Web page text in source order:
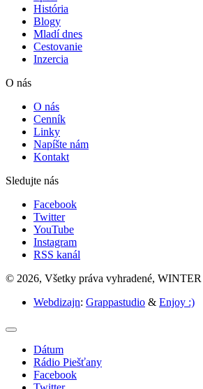
História
Blogy
Mladí dnes
Cestovanie
Inzercia
O nás
O nás
Cenník
Linky
Napíšte nám
Kontakt
Sledujte nás
Facebook
Twitter
YouTube
Instagram
RSS kanál
© 2026, Všetky práva vyhradené, WINTER
Webdizajn: Grappastudio & Enjoy :)
Dátum
Rádio Piešťany
Facebook